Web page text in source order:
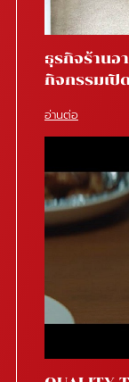
ธุรกิจร้านอ
กิจกรรมเปิ
อ่านต่อ